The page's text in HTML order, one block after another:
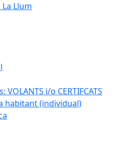
Llum
i/o CERTIFCATS
habitant (individual)